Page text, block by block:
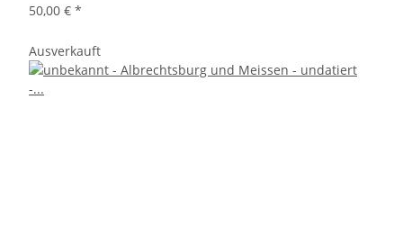
50,00 € *
Ausverkauft